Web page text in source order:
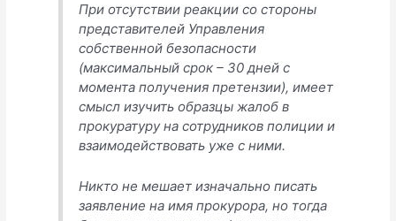
При отсутствии реакции со стороны
представителей Управления
собственной безопасности
(максимальный срок – 30 дней с
момента получения претензии), имеет
смысл изучить образцы жалоб в
прокуратуру на сотрудников полиции и
взаимодействовать уже с ними.
Никто не мешает изначально писать
заявление на имя прокурора, но тогда